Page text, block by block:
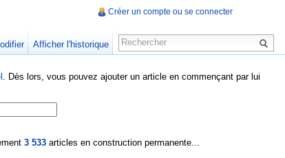
. Dès lors, vous pouvez ajouter un article en commençant par lui
3 533articles en construction permanente...
Créer un compte ou se connecter
Afficher l'historique